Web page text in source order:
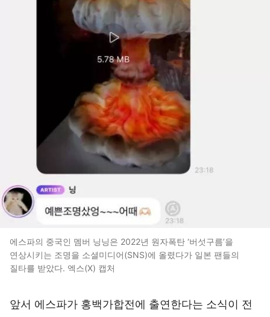
에스파의 중국인 멤버 닝닝은 2022년 원자폭탄 ‘버섯구름’을
연상시키는 조명을 소셜미디어(SNS)에 올렸다가 일본 팬들의
질타를 받았다. 엑스(X) 캡처
앞서 에스파가 홍백가합전에 출연한다는 소식이 전